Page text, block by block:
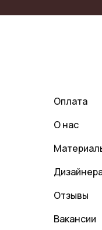
Оплата
О нас
Отзывы
Вакансии